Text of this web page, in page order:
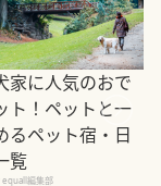
家に人気のおで
ト！ペットと一
るペット宿・日
覧
equall編集部